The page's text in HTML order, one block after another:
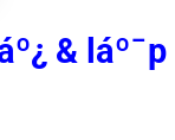
& láº¯p